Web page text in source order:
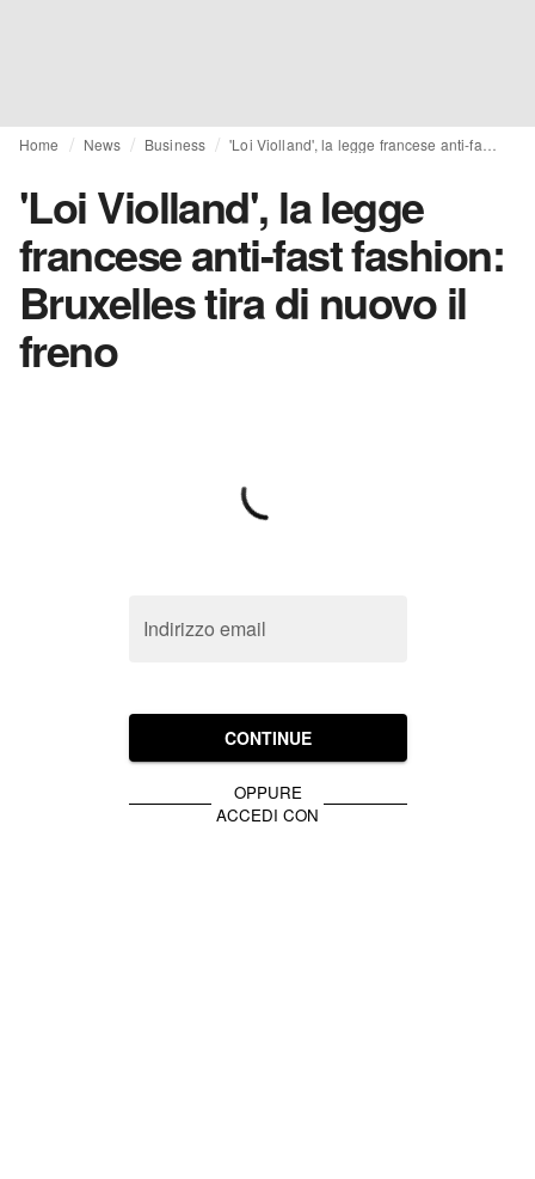
Home News Business
'Loi Violland', la legge
francese anti-fast fashion:
Bruxelles tira di nuovo il
freno
Indirizzo email
CONTINUE
OPPURE
ACCEDI CON